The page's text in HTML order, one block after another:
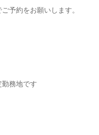
予約をお願いします。
務地です